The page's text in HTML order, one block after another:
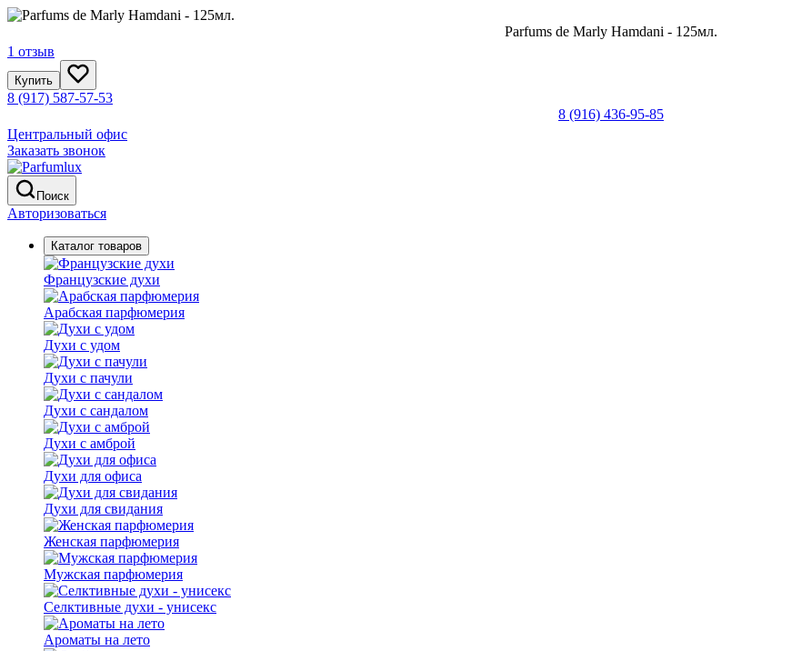
Parfums de Marly Hamdani - 125мл.
1 отзыв
Купить
8 (917) 587-57-53
8 (916) 436-95-85
Центральный офис
Заказать звонок
Поиск
Авторизоваться
Каталог товаров
Французские духи
Арабская парфюмерия
Духи с удом
Духи с пачули
Духи с сандалом
Духи с амброй
Духи для офиса
Духи для свидания
Женская парфюмерия
Мужская парфюмерия
Селктивные духи - унисекс
Ароматы на лето